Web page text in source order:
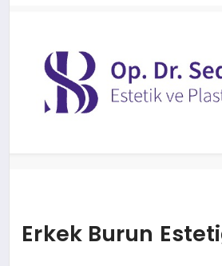
DÜNYA
SIYASET
Erkek Burun